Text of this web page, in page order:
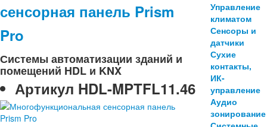
сенсорная панель Prism
Pro
Системы автоматизации зданий и
помещений HDL и KNX
Артикул HDL-MPTFL11.46
Управление
климатом
Сенсоры и
датчики
Сухие
контакты,
ИК-
управление
Аудио
зонирование